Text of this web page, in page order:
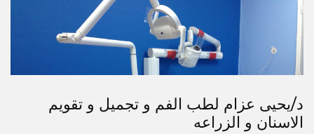
د/يحيى عزام لطب الفم و تجميل و تقويم
الاسنان و الزراعه